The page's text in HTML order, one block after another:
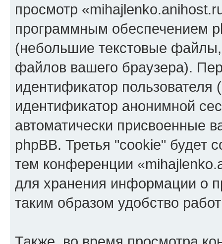
просмотр
программным обеспечением
(небольшие текстовые
файлов вашего браузера).
идентификатор
идентификатор анонимной
автоматически присвоенные
phpBB. Третья "cookie" будет
тем конференции
для хранения информации о
таким образом удобство